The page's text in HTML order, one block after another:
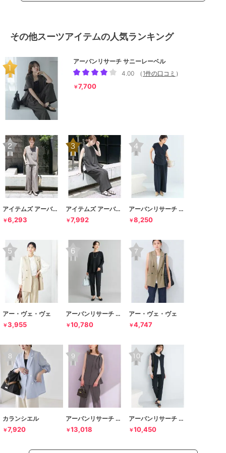
その他スーツアイテムの人気ランキング
アーバンリサーチ サニーレーベル
4.00
（ 1件の口コミ ）
￥7,700
アイテムズ アーバンリサーチ
￥6,293
アイテムズ アーバンリサーチ
￥7,992
アーバンリサーチ ロッソ
￥8,250
アー・ヴェ・ヴェ
￥3,955
アーバンリサーチ ドアーズ
￥10,780
アー・ヴェ・ヴェ
￥4,747
カランシエル
￥7,920
アーバンリサーチ ロッソ
￥13,018
アーバンリサーチ ロッソ
￥10,450